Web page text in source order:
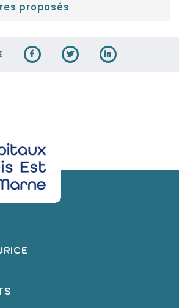
proposés